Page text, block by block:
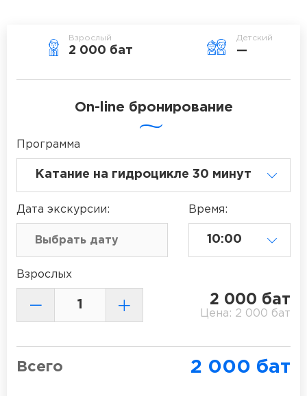
Взрослый
2 000 бат
Детский
—
On-line бронирование
Программа
Дата экскурсии: Время:
Взрослых
2 000 бат
Цена: 2 000 бат
Всего 2 000 бат